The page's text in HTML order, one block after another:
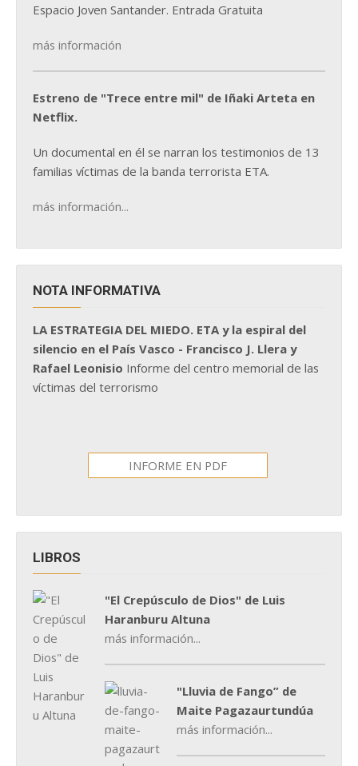
Espacio Joven Santander. Entrada Gratuita
más información
Estreno de "Trece entre mil" de Iñaki Arteta en
Netflix.
Un documental en él se narran los testimonios de 13
familias víctimas de la banda terrorista ETA.
más información...
NOTA INFORMATIVA
LA ESTRATEGIA DEL MIEDO. ETA y la espiral del
silencio en el País Vasco - Francisco J. Llera y
Rafael Leonisio Informe del centro memorial de las
víctimas del terrorismo
INFORME EN PDF
LIBROS
"El Crepúsculo de Dios" de Luis
Haranburu Altuna
más información...
"Lluvia de Fango” de
Maite Pagazaurtundúa
más información...